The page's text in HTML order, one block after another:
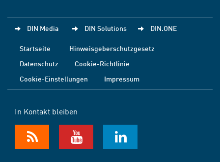
DIN Media DIN Solutions DIN.ONE
Startseite
Hinweisgeberschutzgesetz
Datenschutz
Cookie-Richtlinie
Cookie-Einstellungen
Impressum
In Kontakt bleiben